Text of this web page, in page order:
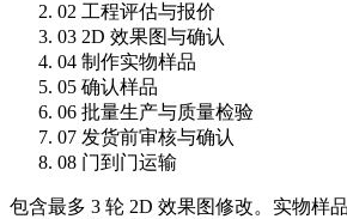
02 工程评估与报价
03 2D 效果图与确认
04 制作实物样品
05 确认样品
06 批量生产与质量检验
07 发货前审核与确认
08 门到门运输
包含最多 3 轮 2D 效果图修改。实物样